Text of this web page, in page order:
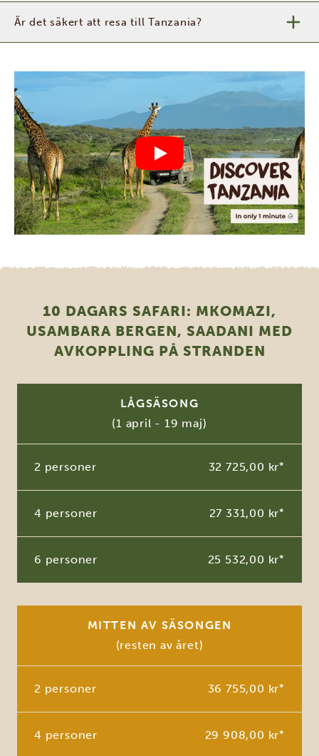
Är det säkert att resa till Tanzania?
10 DAGARS SAFARI: MKOMAZI,
USAMBARA BERGEN, SAADANI MED
AVKOPPLING PÅ STRANDEN
LÅGSÄSONG
(1 april - 19 maj)
2 personer 32 725,00 kr*
4 personer 27 331,00 kr*
6 personer 25 532,00 kr*
MITTEN AV SÄSONGEN
(resten av året)
2 personer 36 755,00 kr*
4 personer 29 908,00 kr*